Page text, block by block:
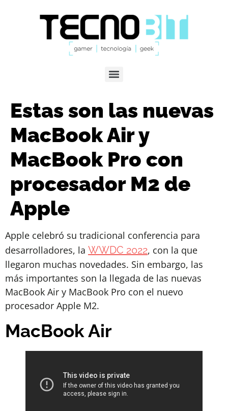
Estas son las nuevas
MacBook Air y
MacBook Pro con
procesador M2 de
Apple
Apple celebró su tradicional conferencia para
desarrolladores, la WWDC 2022, con la que
llegaron muchas novedades. Sin embargo, las
más importantes son la llegada de las nuevas
MacBook Air y MacBook Pro con el nuevo
procesador Apple M2.
MacBook Air